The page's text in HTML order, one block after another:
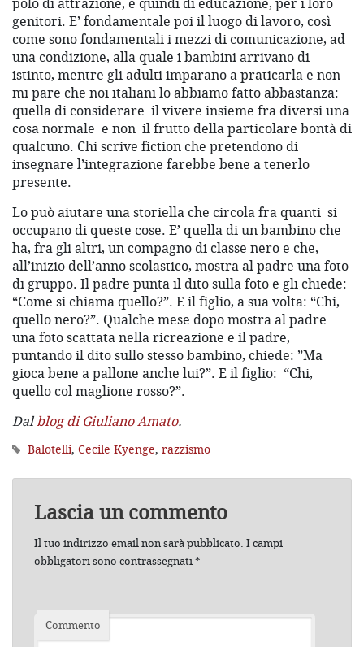
genitori. E’ fondamentale poi il luogo di lavoro, così
come sono fondamentali i mezzi di comunicazione, ad
una condizione, alla quale i bambini arrivano di
istinto, mentre gli adulti imparano a praticarla e non
mi pare che noi italiani lo abbiamo fatto abbastanza:
quella di considerare il vivere insieme fra diversi una
cosa normale e non il frutto della particolare bontà di
qualcuno. Chi scrive fiction che pretendono di
insegnare l’integrazione farebbe bene a tenerlo
presente.
Lo può aiutare una storiella che circola fra quanti si
occupano di queste cose. E’ quella di un bambino che
ha, fra gli altri, un compagno di classe nero e che,
all’inizio dell’anno scolastico, mostra al padre una foto
di gruppo. Il padre punta il dito sulla foto e gli chiede:
“Come si chiama quello?”. E il figlio, a sua volta: “Chi,
quello nero?”. Qualche mese dopo mostra al padre
una foto scattata nella ricreazione e il padre,
puntando il dito sullo stesso bambino, chiede: ”Ma
gioca bene a pallone anche lui?”. E il figlio: “Chi,
quello col maglione rosso?”.
Dalblog di Giuliano Amato.
Balotelli, Cecile Kyenge, razzismo
Lascia un commento
Il tuo indirizzo email non sarà pubblicato. I campi
obbligatori sono contrassegnati*
Commento